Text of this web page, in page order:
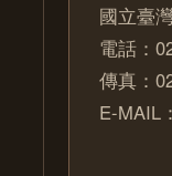
國立臺
電話：
傳真：
E-MAIL